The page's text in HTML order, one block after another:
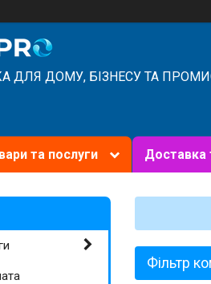
ДЛЯ ДОМУ, БІЗНЕСУ ТА
та послуги Доставка
Фільтр